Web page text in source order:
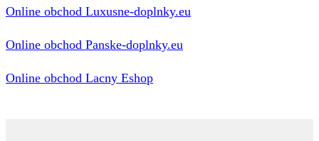
Online obchod Luxusne-doplnky.eu
Online obchod Panske-doplnky.eu
Online obchod Lacny Eshop